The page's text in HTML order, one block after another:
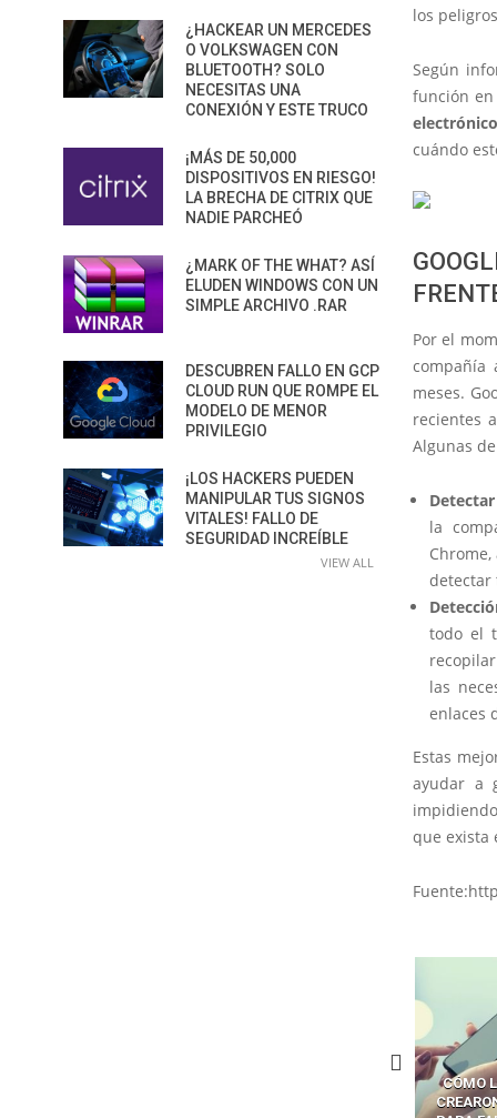
los
Según
función en
cuándo
Por el
compañía
meses.
recientes
Algunas
la
detectar
todo el
las
enlaces
Estas
ayudar a
que exista
LA
LOS
¿HACKEAR UN MERCEDES
O VOLKSWAGEN CON
BLUETOOTH? SOLO
NECESITAS UNA
CONEXIÓN Y ESTE TRUCO
¡MÁS DE 50,000
DISPOSITIVOS EN RIESGO!
LA BRECHA DE CITRIX QUE
NADIE PARCHEÓ
¿MARK OF THE WHAT? ASÍ
ELUDEN WINDOWS CON UN
SIMPLE ARCHIVO .RAR
DESCUBREN FALLO EN GCP
CLOUD RUN QUE ROMPE EL
MODELO DE MENOR
PRIVILEGIO
¡LOS HACKERS PUEDEN
MANIPULAR TUS SIGNOS
VITALES! FALLO DE
SEGURIDAD INCREÍBLE
VIEW ALL